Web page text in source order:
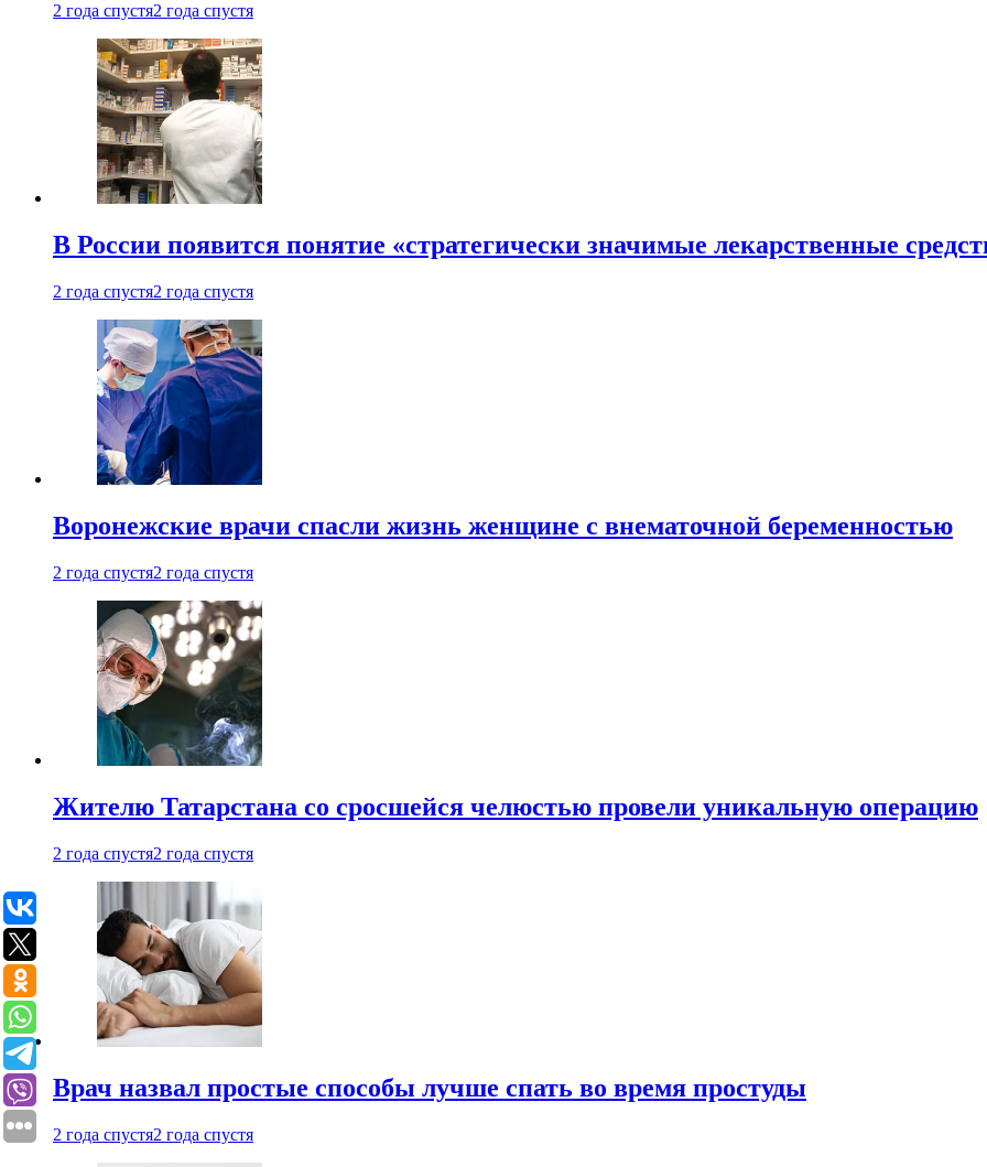
2 года спустя2 года спустя
В России появится понятие «стратегически значимые лекарственные
2 года спустя2 года спустя
Воронежские врачи спасли жизнь женщине с внематочной беременностью
2 года спустя2 года спустя
Жителю Татарстана со сросшейся челюстью провели уникальную операцию
2 года спустя2 года спустя
Врач назвал простые способы лучше спать во время простуды
2 года спустя2 года спустя